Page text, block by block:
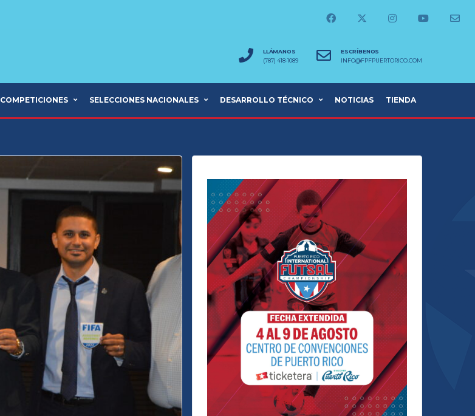
LLÁMANOS
(787) 418-1089
ESCRÍBENOS
INFO@FPFPUERTORICO.COM
COMPETICIONES SELECCIONES NACIONALES DESARROLLO TÉCNICO NOTICIAS TIENDA